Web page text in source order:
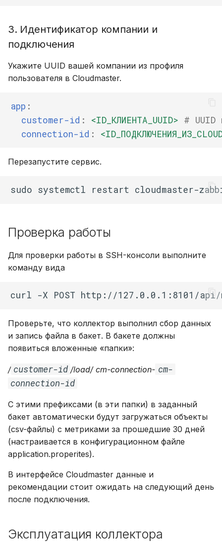
3. Идентификатор компании и
подключения
Укажите UUID вашей компании из профиля
пользователя в Cloudmaster.
app :
customer-id : <ID_КЛИЕНТА_UUID> # UUID
connection-id :
Перезапустите сервис.
sudo systemctl restart
Проверка работы
Для проверки работы в SSH-консоли выполните
команду вида
curl -X POST http://127.0.0.1:8101/
Проверьте, что коллектор выполнил сбор данных
и запись файла в бакет. В бакете должны
появиться вложенные «папки»:
/ customer-id /load/ cm-connection- cm-
connection-id
С этими префиксами (в эти папки) в заданный
бакет автоматически будут загружаться объекты
(csv-файлы) с метриками за прошедшие 30 дней
(настраивается в конфигурационном файле
application.properites).
В интерфейсе Cloudmaster данные и
рекомендации стоит ожидать на следующий день
после подключения.
Эксплуатация коллектора